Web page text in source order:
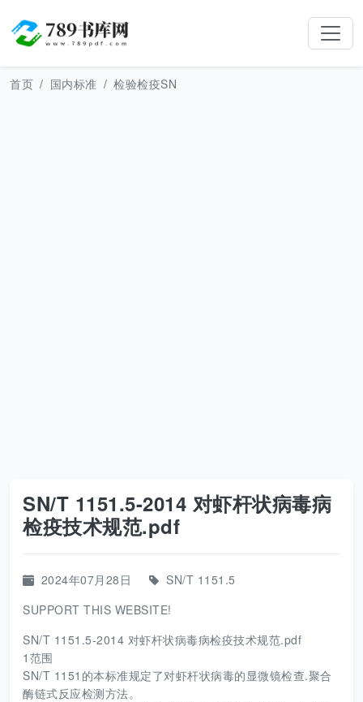
首页 国内标准 检验检疫SN
SN/T 1151.5-2014 对虾杆状病毒病
检疫技术规范.pdf
2024年07月28日
SN/T 1151.5
SUPPORT THIS WEBSITE!
SN/T 1151.5-2014 对虾杆状病毒病检疫技术规范.pdf
1范围
SN/T 1151的本标准规定了对虾杆状病毒的显微镜检查.聚合
酶链式反应检测方法。